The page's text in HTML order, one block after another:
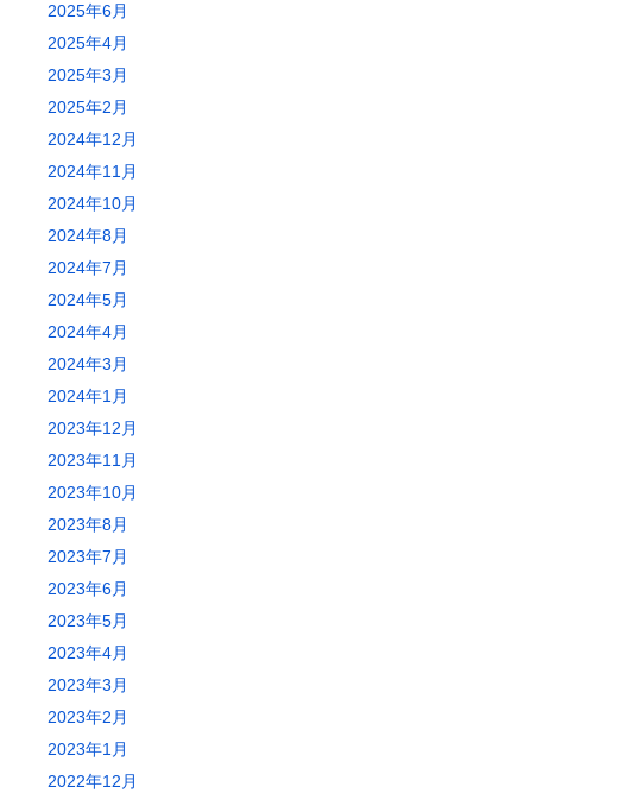
2025年6月
2025年4月
2025年3月
2025年2月
2024年12月
2024年11月
2024年10月
2024年8月
2024年7月
2024年5月
2024年4月
2024年3月
2024年1月
2023年12月
2023年11月
2023年10月
2023年8月
2023年7月
2023年6月
2023年5月
2023年4月
2023年3月
2023年2月
2023年1月
2022年12月